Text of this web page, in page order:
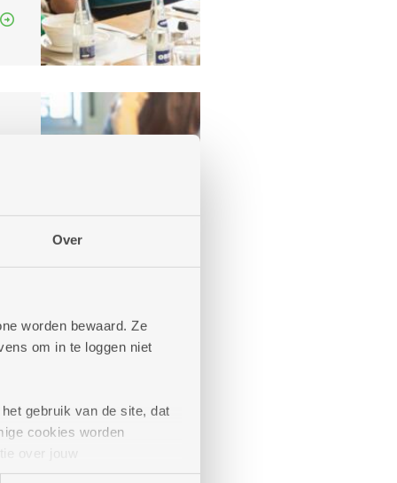
Over
worden bewaard. Ze
om in te loggen niet
gebruik van de site, dat
cookies worden
kunnen deze gegevens